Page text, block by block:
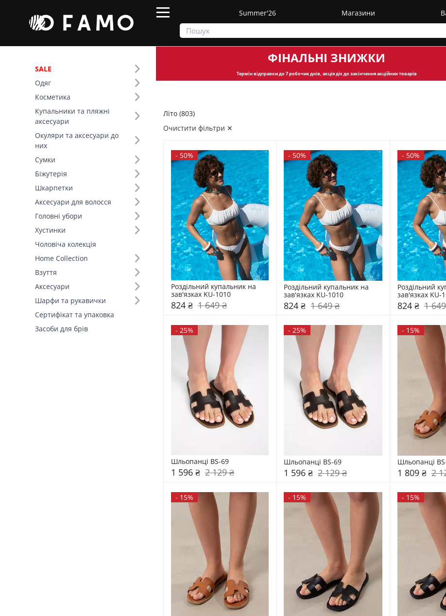
Summer'26 Магазини
SALE
Одяг
Косметика
Купальники та пляжні
аксесуари
Окуляри та аксесуари до
них
Сумки
Біжутерія
Шкарпетки
Аксесуари для волосся
Головні убори
Хустинки
Чоловіча колекція
Home Collection
Взуття
Аксесуари
Шарфи та рукавички
Сертифікат та упаковка
Засоби для брів
ФІНАЛЬНІ ЗНИЖКИ
Термін відправкидо 7 робочих днів, акція діє до закінчення акційних товарів
Фільтр
Ціна
SALE
Сезон (5)
Колір (101)
Розмір (19)
Основний колір (15)
Склад (41)
Форма полів (2)
Літо (803)
Очистити фільтри ✕
- 50%
Роздільний купальник на
зав'язках KU-1010
824 ₴ 1 649 ₴
- 50%
Роздільний купальник на
зав'язках KU-1010
824 ₴ 1 649 ₴
- 50%
Роздільний
зав'язках KU-
824 ₴ 1
- 25%
Шльопанці BS-69
1 596 ₴ 2 129 ₴
-25%
Шльопанці BS-69
1 596 ₴ 2 129 ₴
- 15%
Шльопанці
1 809 ₴ 2
- 15% - 15% - 15%